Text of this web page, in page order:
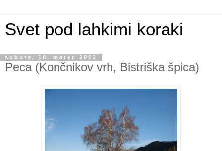
Svet pod lahkimi koraki
sobota, 10. marec 2012
Peca (Končnikov vrh, Bistriška špica)